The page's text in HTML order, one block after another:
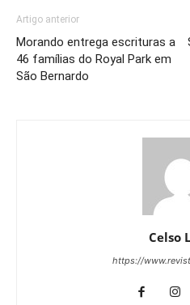
Artigo anterior
Morando entrega escrituras a
46 famílias do Royal Park em
São Bernardo
Celso
https://